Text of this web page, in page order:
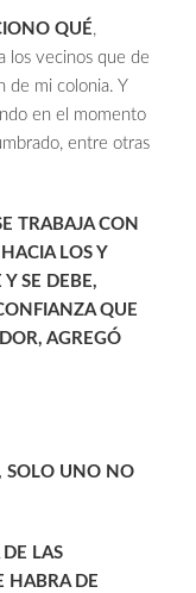
QUÉ,
los vecinos que de
de mi colonia. Y
en el momento
entre otras
TRABAJA CON
LOS Y
SE DEBE,
QUE
AGREGÓ
SOLO UNO NO
LAS
HABRA DE